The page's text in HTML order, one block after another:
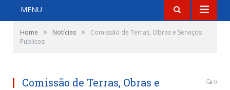
MENU
Home » Notícias »
Comissão de Terras, Obras e Serviços
Publicos
Comissão de Terras, Obras e
0